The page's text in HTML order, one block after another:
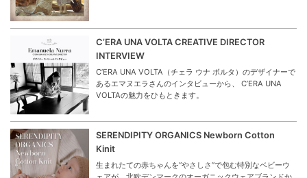
C’ERA UNA VOLTA CREATIVE DIRECTOR
INTERVIEW
C’ERA UNA VOLTA（チェラ ウナ ボルタ）のデザイナーで
あるエマヌエラさんのインタビューから、 C’ERA UNA
VOLTAの魅力をひもときます。
SERENDIPITY ORGANICS Newborn Cotton
Kinit
生まれたての赤ちゃんを“やさしさ”で包む特別なベビーウ